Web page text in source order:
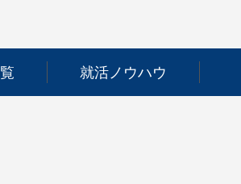
就活ノウハウ